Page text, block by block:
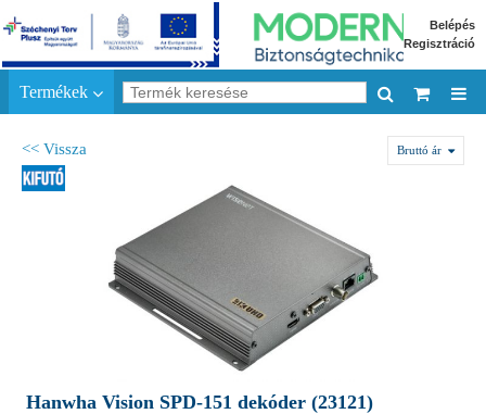
Belépés
Regisztráció
Termékek
<< Vissza Bruttó ár
Hanwha Vision SPD-151 dekóder (23121)